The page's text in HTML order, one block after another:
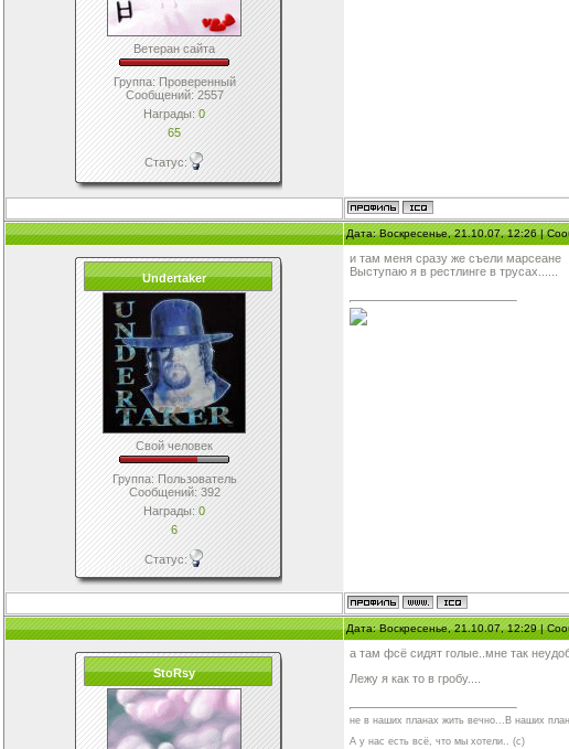
Ветеран сайта
Группа: Проверенный
Сообщений:2557
Награды:0
65
Статус:
Дата: Воскресенье, 21.10.07, 12:26 |
Undertaker
Свой человек
Группа: Пользователь
Сообщений:392
Награды:0
6
Статус:
и там меня сразу же съели марсеане
Выступаю я в рестлинге в трусах......
Дата: Воскресенье, 21.10.07, 12:29 |
StoRsy
а там фсё сидят голые..мне так
Лежу я как то в гробу....
не в наших планах жить вечно...В наших
А у нас есть всё, что мы хотели.. (с)